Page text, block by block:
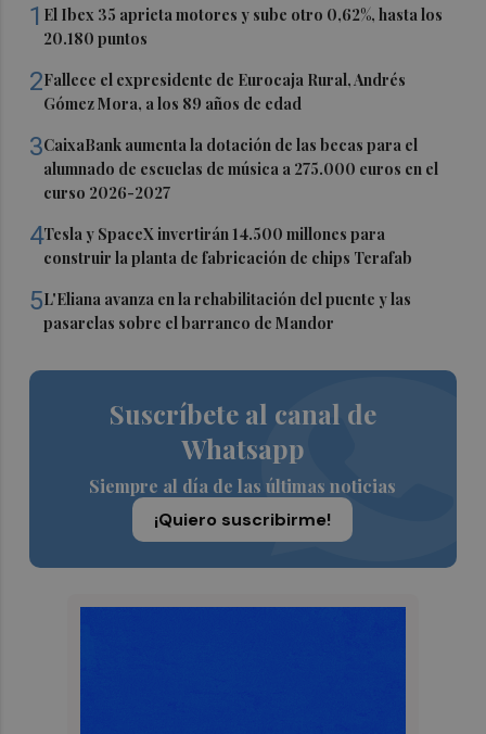
1 El Ibex 35 aprieta motores y sube otro 0,62%, hasta los
20.180 puntos
2Fallece el expresidente de Eurocaja Rural, Andrés
Gómez Mora, a los 89 años de edad
3CaixaBank aumenta la dotación de las becas para el
alumnado de escuelas de música a 275.000 euros en el
curso 2026-2027
4Tesla y SpaceX invertirán 14.500 millones para
construir la planta de fabricación de chips Terafab
5L'Eliana avanza en la rehabilitación del puente y las
pasarelas sobre el barranco de Mandor
Suscríbete al canal de
Whatsapp
Siempre al día de las últimas noticias
¡Quiero suscribirme!